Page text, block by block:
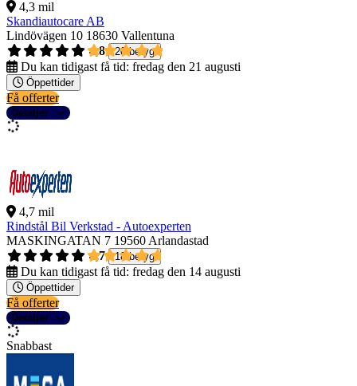
4,3 mil
Skandiautocare AB
Lindövägen 10 18630 Vallentuna
4,8
20 betyg
Du kan tidigast få tid: fredag den 21 augusti
Öppettider
Få offerter
Detaljer
4,7 mil
Rindstål Bil Verkstad - Autoexperten
MASKINGATAN 7 19560 Arlandastad
4,7
18 betyg
Du kan tidigast få tid: fredag den 14 augusti
Öppettider
Få offerter
Detaljer
Snabbast